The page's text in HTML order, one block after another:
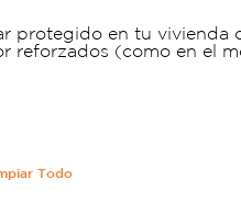
en tu vivienda
(como en el
Todo